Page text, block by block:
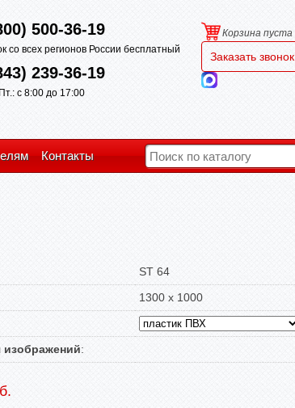
500-36-19
со всех регионов России бесплатный
239-36-19
с 8:00 до 17:00
Корзина пуста
Заказать звонок
Контакты
ST 64
1300 x 1000
изображений: